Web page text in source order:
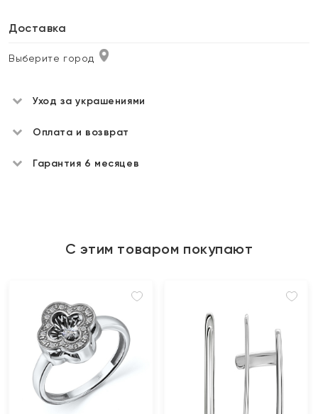
Доставка
Выберите город
Уход за украшениями
Оплата и возврат
Гарантия 6 месяцев
С этим товаром покупают